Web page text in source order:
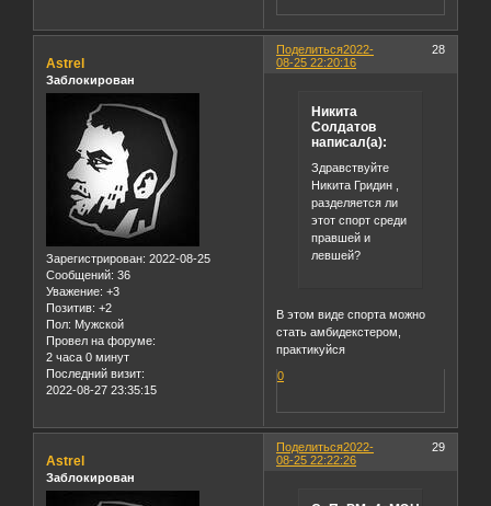
Поделиться 28
2022-
08-25 22:20:16
Astrel
Заблокирован
Зарегистрирован: 2022-08-25
Сообщений: 36
Уважение: +3
Позитив: +2
Пол: Мужской
Провел на форуме:
2 часа 0 минут
Последний визит:
2022-08-27 23:35:15
Никита
Солдатов
написал(а):
Здравствуйте
Никита Гридин ,
разделяется ли
этот спорт среди
правшей и
левшей?
В этом виде спорта можно
стать амбидекстером,
практикуйся
0
Поделиться 29
2022-
08-25 22:22:26
Astrel
Заблокирован